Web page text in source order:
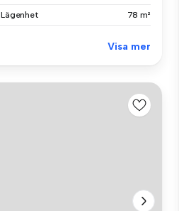
Lägenhet 78 m²
Visa mer